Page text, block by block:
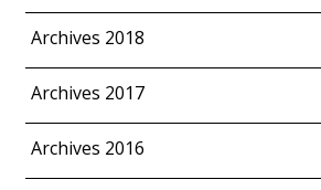
Archives 2018
Archives 2017
Archives 2016